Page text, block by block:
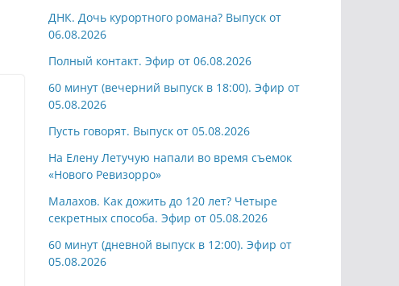
ДНК. Дочь курортного романа? Выпуск от
06.08.2026
Полный контакт. Эфир от 06.08.2026
60 минут (вечерний выпуск в 18:00). Эфир от
05.08.2026
Пусть говорят. Выпуск от 05.08.2026
На Елену Летучую напали во время съемок
«Нового Ревизорро»
Малахов. Как дожить до 120 лет? Четыре
секретных способа. Эфир от 05.08.2026
60 минут (дневной выпуск в 12:00). Эфир от
05.08.2026